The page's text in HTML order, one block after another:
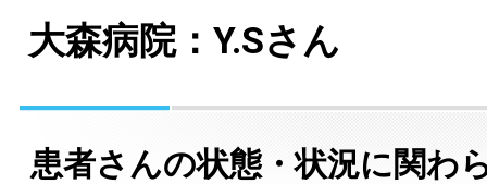
大森病院：Y.Sさん
患者さんの状態・状況に関わ